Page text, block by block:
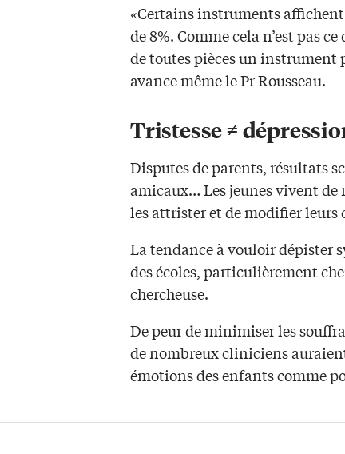
«Certains instruments affichent
de 8%. Comme cela n’est pas
de toutes pièces un instrument
avance même le Pr Rousseau.
Tristesse ≠
Disputes de parents, résultats
amicaux… Les jeunes vivent de
les attrister et de modifier
La tendance à vouloir dépister
des écoles, particulièrement
chercheuse.
De peur de minimiser les
de nombreux cliniciens
émotions des enfants comme